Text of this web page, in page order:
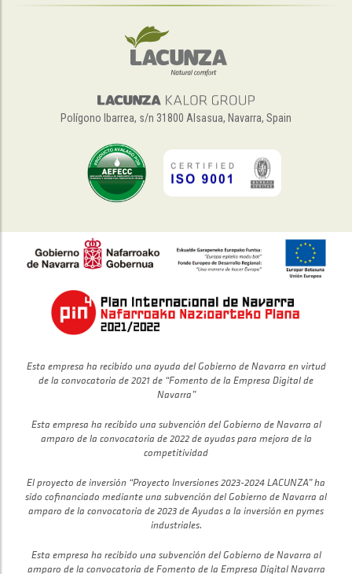
Polígono Ibarrea, s/n 31800 Alsasua, Navarra, Spain
Esta empresa ha recibido una ayuda del Gobierno de Navarra en virtud
de la convocatoria de 2021 de “Fomento de la Empresa Digital de
Navarra”
Esta empresa ha recibido una subvención del Gobierno de Navarra al
amparo de la convocatoria de 2022 de ayudas para mejora de la
competitividad
El proyecto de inversión “Proyecto Inversiones 2023-2024 LACUNZA” ha
sido cofinanciado mediante una subvención del Gobierno de Navarra al
amparo de la convocatoria de 2023 de Ayudas a la inversión en pymes
industriales.
Esta empresa ha recibido una subvención del Gobierno de Navarra al
amparo de la convocatoria de Fomento de la Empresa Digital Navarra